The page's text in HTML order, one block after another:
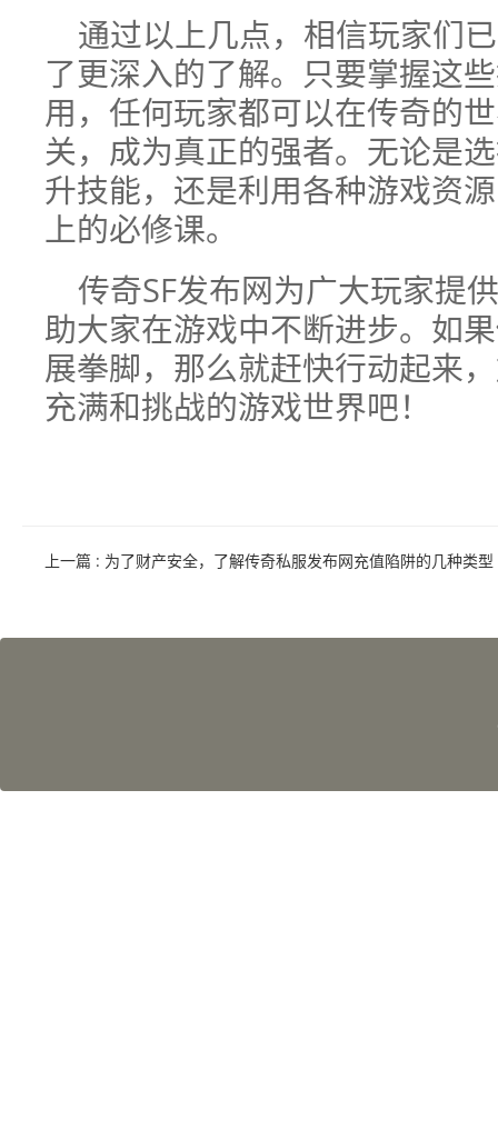
通过以上几点，相信玩家们
了更深入的了解。只要掌握这
用，任何玩家都可以在传奇的
关，成为真正的强者。无论是
升技能，还是利用各种游戏资
上的必修课。
传奇SF发布网为广大玩家提
助大家在游戏中不断进步。如
展拳脚，那么就赶快行动起来
充满和挑战的游戏世界吧！
上一篇 : 为了财产安全，了解传奇私服发布网充值陷阱的几种类型